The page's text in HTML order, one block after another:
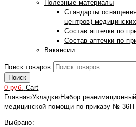
Полезные материалы
Стандарты
центров)
Состав аптечки по
Состав аптечки по
Вакансии
Поиск товаров
Поиск
0 руб. Cart
Главная›Укладки›Набор
медицинской помощи по приказу №
Выбрано: